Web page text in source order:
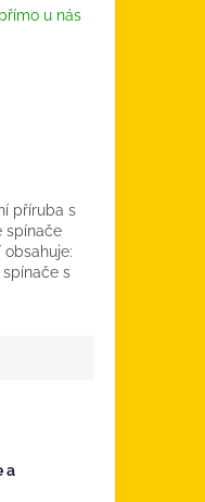
u nás
příruba s
spínače
spínače s
a